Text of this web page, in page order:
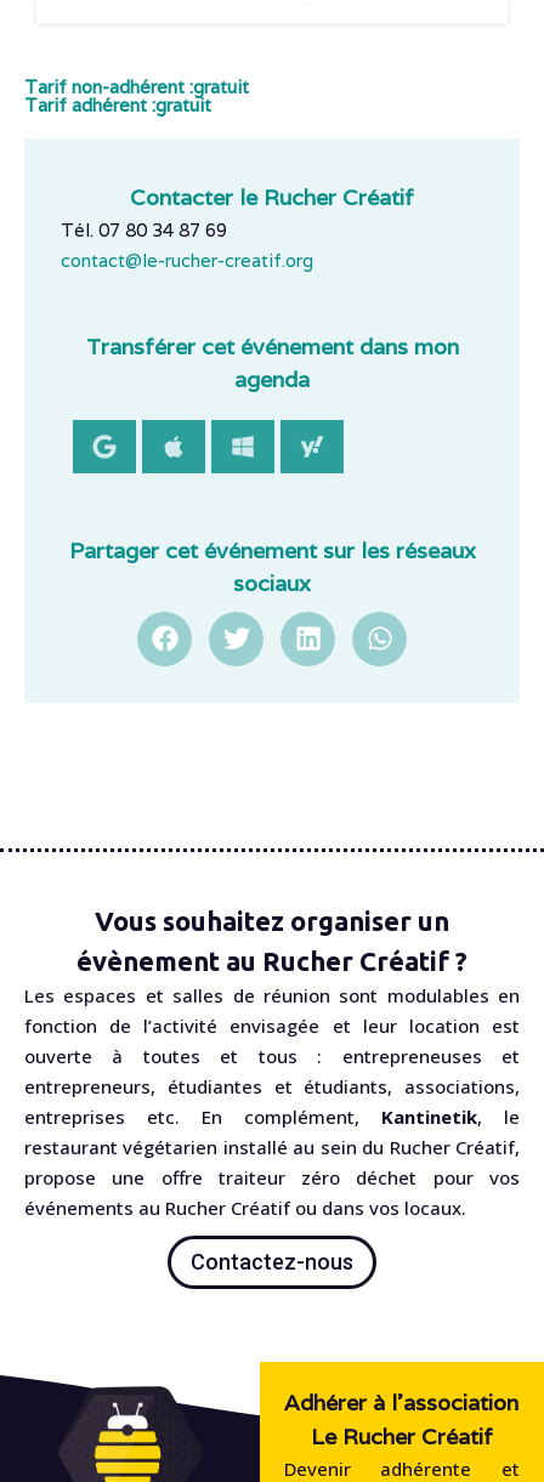
Tarif non-adhérent :gratuit
Tarif adhérent :gratuit
Contacter le Rucher Créatif
Tél. 07 80 34 87 69
contact@le-rucher-creatif.org
Transférer cet événement dans mon
agenda
Partager cet événement sur les réseaux
sociaux
Vous souhaitez organiser un
évènement au Rucher Créatif ?
Les espaces et salles de réunion sont modulables en
fonction de l’activité envisagée et leur location est
ouverte à toutes et tous : entrepreneuses et
entrepreneurs, étudiantes et étudiants, associations,
entreprises etc. En complément, Kantinetik, le
restaurant végétarien installé au sein du Rucher Créatif,
propose une offre traiteur zéro déchet pour vos
événements au Rucher Créatif ou dans vos locaux.
Contactez-nous
Adhérer à l'association
Le Rucher Créatif
Devenir adhérente et